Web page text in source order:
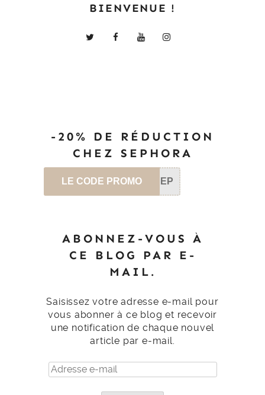
BIENVENUE !
-20% DE RÉDUCTION
CHEZ SEPHORA
LE CODE PROMO SEP
ABONNEZ-VOUS À
CE BLOG PAR E-
MAIL.
Saisissez votre adresse e-mail pour
vous abonner à ce blog et recevoir
une notification de chaque nouvel
article par e-mail.
Adresse
e-